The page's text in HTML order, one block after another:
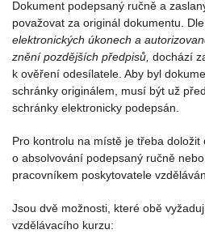
Dokument podepsaný ručně a
považovat za originál dokumentu.
elektronických úkonech a
znění pozdějších předpisů, dochází
k ověření odesílatele. Aby byl
schránky originálem, musí být už
schránky elektronicky podepsán.
Pro kontrolu na místě je třeba
o absolvování podepsaný ručně
pracovníkem poskytovatele
Jsou dvě možnosti, které obě
vzdělávacího kurzu: